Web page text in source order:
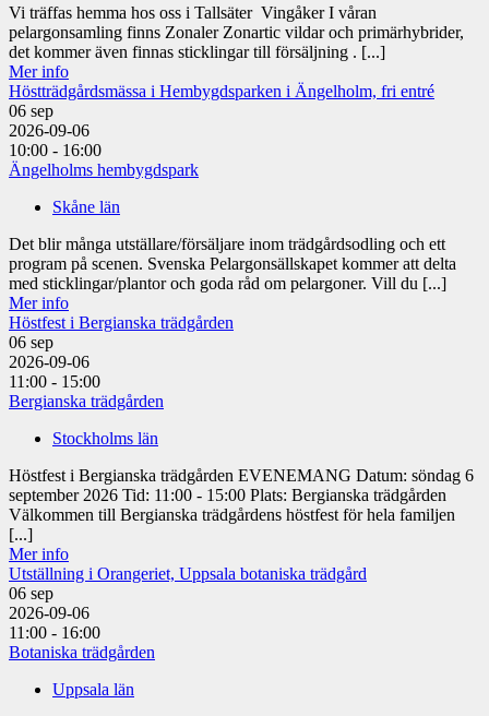
Vi träffas hemma hos oss i Tallsäter Vingåker I våran
pelargonsamling finns Zonaler Zonartic vildar och primärhybrider,
det kommer även finnas sticklingar till försäljning . [...]
Mer info
Höstträdgårdsmässa i Hembygdsparken i Ängelholm, fri entré
06 sep
2026-09-06
10:00 - 16:00
Ängelholms hembygdspark
Skåne län
Det blir många utställare/försäljare inom trädgårdsodling och ett
program på scenen. Svenska Pelargonsällskapet kommer att delta
med sticklingar/plantor och goda råd om pelargoner. Vill du [...]
Mer info
Höstfest i Bergianska trädgården
06 sep
2026-09-06
11:00 - 15:00
Bergianska trädgården
Stockholms län
Höstfest i Bergianska trädgården EVENEMANG Datum: söndag 6
september 2026 Tid: 11:00 - 15:00 Plats: Bergianska trädgården
Välkommen till Bergianska trädgårdens höstfest för hela familjen
[...]
Mer info
Utställning i Orangeriet, Uppsala botaniska trädgård
06 sep
2026-09-06
11:00 - 16:00
Botaniska trädgården
Uppsala län